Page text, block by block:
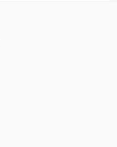
- 1.500.000 đồng/tùy size